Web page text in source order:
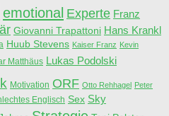
emotional Experte Franz
Giovanni Trapattoni Hans Krankl
Huub Stevens Kaiser Franz Kevin
Matthäus Lukas Podolski
Motivation ORF Otto Rehhagel
Peter
Englisch Sex Sky